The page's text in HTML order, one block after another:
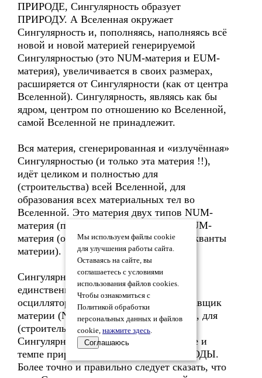
ПРИРОДЕ, Сингулярность образует
ПРИРОДУ. А Вселенная окружает
Сингулярность и, пополняясь, наполняясь всё
новой и новой материей генерируемой
Сингулярностью (это NUM-материя и EUM-
материя), увеличивается в своих размерах,
расширяется от Сингулярности (как от центра
Вселенной). Сингулярность, являясь как бы
ядром, центром по отношению ко Вселенной,
самой Вселенной не принадлежит.
Вся материя, сгенерированная и «излучённая»
Сингулярностью (и только эта материя !!),
идёт целиком и полностью для
(строительства) всей Вселенной, для
образования всех материальных тел во
Вселенной. Это материя двух типов NUM-
материя (промежуточная материя) и EUM-
материя (основная, конечная материя, кванты
материи).
Сингулярность это уникальный и
единственный в ПРИРОДЕ механизм,
осциллятор, генератор материи и поставщик
материи (NUM-материя) во Вселенную, для
(строительства) всей Вселенной.
Сингулярность функционирует в ритме и
темпе природы, задавая частоту ПРИРОДЫ.
Более точно и правильно следует сказать, что
Мы используем файлы cookie
для улучшения работы сайта.
Оставаясь на сайте, вы
соглашаетесь с условиями
использования файлов cookies.
Чтобы ознакомиться с
Политикой обработки
персональных данных и файлов
cookie, нажмите здесь.
Соглашаюсь